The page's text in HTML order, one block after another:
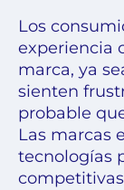
Los
experiencia
marca, ya
sienten
probable
Las marcas
tecnologías